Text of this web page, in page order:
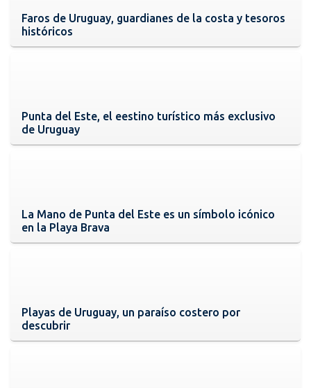
Faros de Uruguay, guardianes de la costa y tesoros
históricos
Punta del Este, el eestino turístico más exclusivo
de Uruguay
La Mano de Punta del Este es un símbolo icónico
en la Playa Brava
Playas de Uruguay, un paraíso costero por
descubrir